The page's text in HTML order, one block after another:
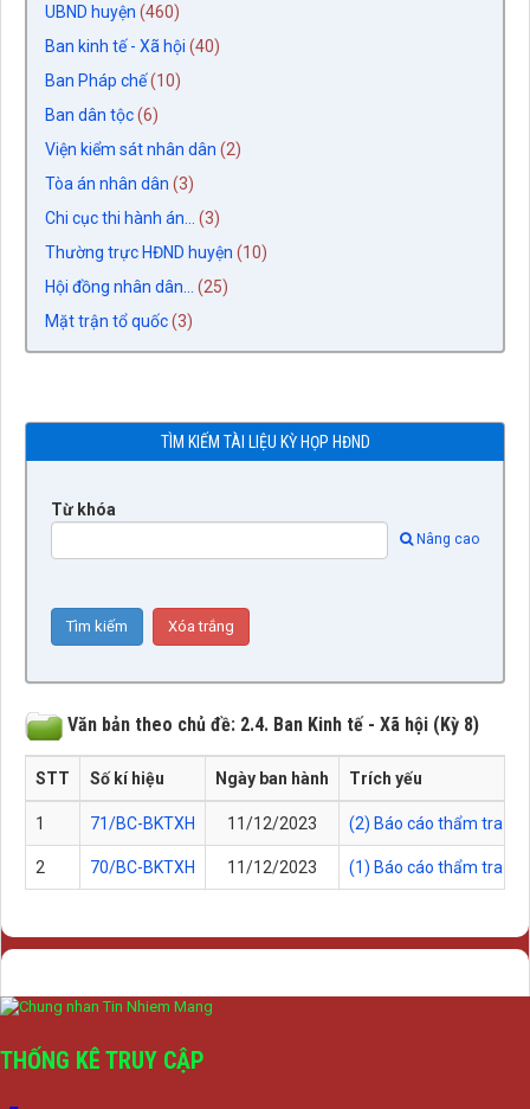
UBND huyện (460)
Ban kinh tế - Xã hội (40)
Ban Pháp chế(10)
Ban dân tộc(6)
Viện kiểm sát nhân dân (2)
Tòa án nhân dân (3)
Chi cục thi hành án...
(3)
Thường trực HĐND huyện (10)
Hội đồng nhân dân...
(25)
Mặt trận tổ quốc(3)
TÌM KIẾM TÀI LIỆU KỲ HỌP HĐND
Từ khóa
Nâng cao
Văn bản theo chủ đề: 2.4. Ban Kinh tế - Xã hội (Kỳ 8)
STT Số kí hiệu Ngày ban hành Trích yếu
1 71/BC-BKTXH 11/12/2023 (2) Báo cáo thẩm tra
2 70/BC-BKTXH 11/12/2023 (1) Báo cáo thẩm tra
THỐNG KÊ TRUY CẬP